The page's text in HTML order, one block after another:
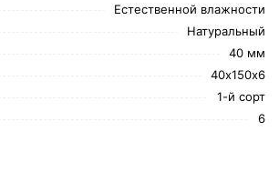
Естественной влажности
Натуральный
40 мм
40х150х6
1-й сорт
6